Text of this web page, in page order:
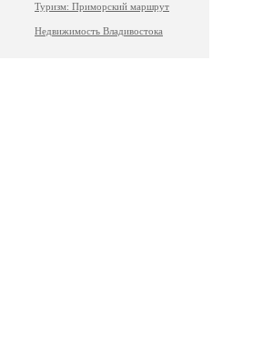
Туризм: Приморский маршрут
Недвижимость Владивостока